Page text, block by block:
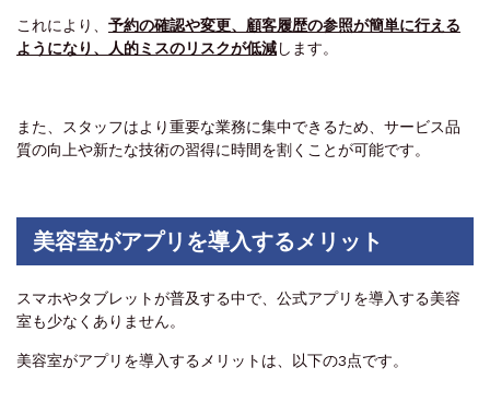
これにより、 予約の確認や変更、顧客履歴の参照が簡単に行える
ようになり、人的ミスのリスクが低減します。
また、スタッフはより重要な業務に集中できるため、サービス品
質の向上や新たな技術の習得に時間を割くことが可能です。
美容室がアプリを導入するメリット
スマホやタブレットが普及する中で、公式アプリを導入する美容
室も少なくありません。
美容室がアプリを導入するメリットは、以下の3点です。